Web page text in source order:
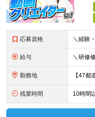
応募資格
給与
勤務地
残業時間 10時間